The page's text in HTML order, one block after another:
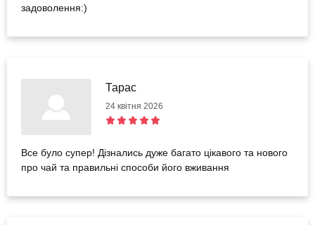
задоволення:)
Тарас
24 квітня 2026
Все було супер! Дізнались дуже багато цікавого та нового
про чай та правильні способи його вживання